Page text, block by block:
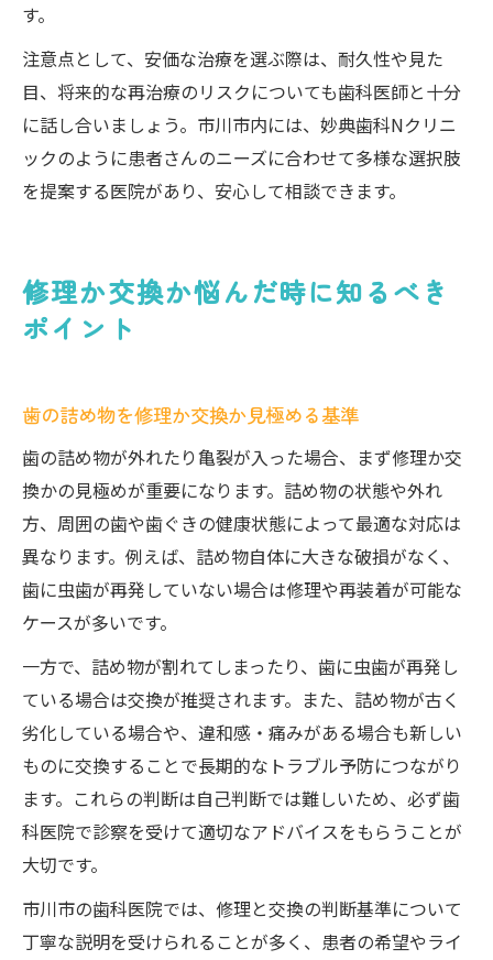
す。
注意点として、安価な治療を選ぶ際は、耐久性や見た
目、将来的な再治療のリスクについても歯科医師と十分
に話し合いましょう。市川市内には、妙典歯科Nクリニ
ックのように患者さんのニーズに合わせて多様な選択肢
を提案する医院があり、安心して相談できます。
修理か交換か悩んだ時に知るべき
ポイント
歯の詰め物を修理か交換か見極める基準
歯の詰め物が外れたり亀裂が入った場合、まず修理か交
換かの見極めが重要になります。詰め物の状態や外れ
方、周囲の歯や歯ぐきの健康状態によって最適な対応は
異なります。例えば、詰め物自体に大きな破損がなく、
歯に虫歯が再発していない場合は修理や再装着が可能な
ケースが多いです。
一方で、詰め物が割れてしまったり、歯に虫歯が再発し
ている場合は交換が推奨されます。また、詰め物が古く
劣化している場合や、違和感・痛みがある場合も新しい
ものに交換することで長期的なトラブル予防につながり
ます。これらの判断は自己判断では難しいため、必ず歯
科医院で診察を受けて適切なアドバイスをもらうことが
大切です。
市川市の歯科医院では、修理と交換の判断基準について
丁寧な説明を受けられることが多く、患者の希望やライ